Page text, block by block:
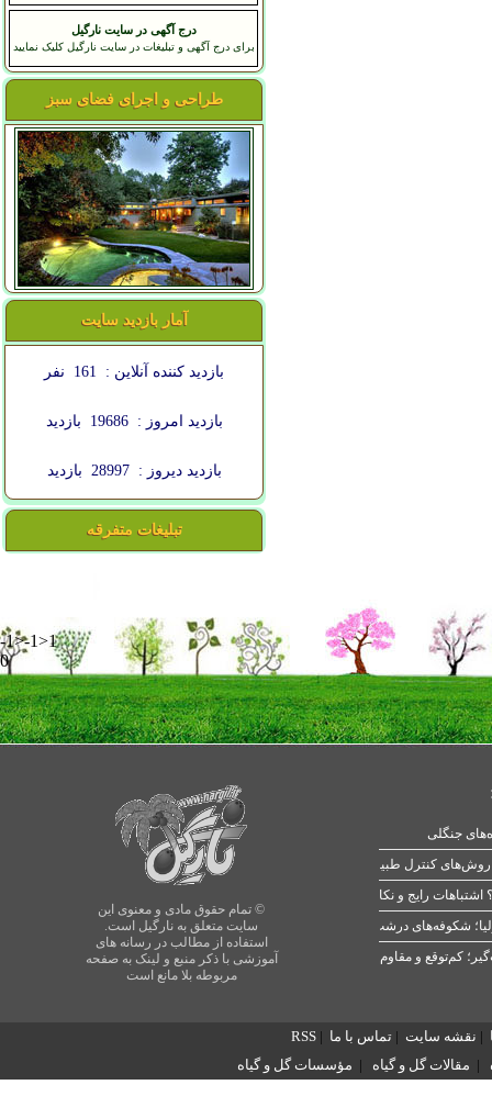
درج آگهی در سایت نارگیل
برای درج آگهی و تبلیغات در سایت نارگیل کلیک نمایید
طراحی و اجرای فضای سبز
آمار بازدید سایت
بازدید کننده آنلاین : 161 نفر
بازدید امروز : 19686 بازدید
بازدید دیروز : 28997 بازدید
تبلیغات متفرقه
-1>-1>1
0
© تمام حقوق مادی و معنوی این
سایت متعلق به نارگیل است.
استفاده از مطالب در رسانه های
آموزشی با ذکر منبع و لینک به صفحه
مربوطه بلا مانع است
جنگلی
رایج و نکات طلایی
شکوفه‌های درشت در بهار
| نقشه سایت | تماس با ما |
RSS
| مقالات گل و گیاه | مؤسسات گل و گیاه